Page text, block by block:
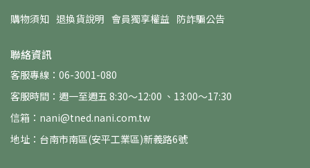
購物須知 退換貨說明 會員獨享權益 防詐騙公告
聯絡資訊
客服專線：06-3001-080
客服時間：週一至週五 8:30～12:00 、13:00～17:30
信箱：nani@tned.nani.com.tw
地址：台南市南區(安平工業區)新義路6號